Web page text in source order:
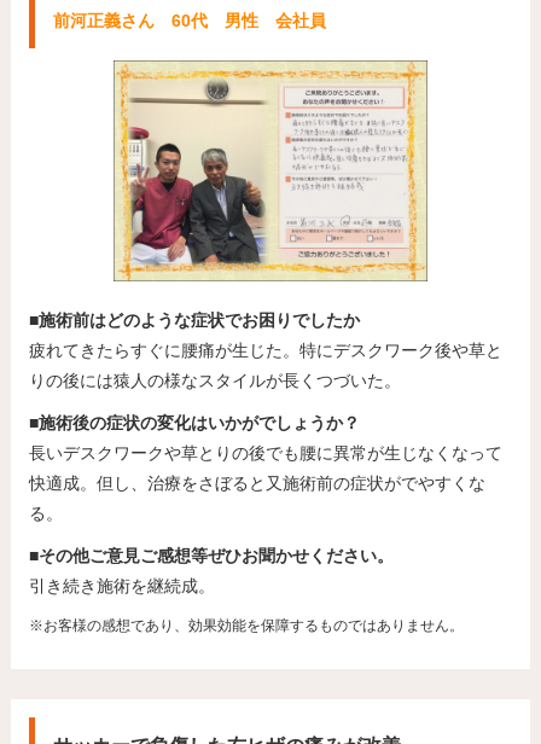
前河正義さん 60代 男性 会社員
■施術前はどのような症状でお困りでしたか
疲れてきたらすぐに腰痛が生じた。特にデスクワーク後や草と
りの後には猿人の様なスタイルが長くつづいた。
■施術後の症状の変化はいかがでしょうか？
長いデスクワークや草とりの後でも腰に異常が生じなくなって
快適成。但し、治療をさぼると又施術前の症状がでやすくな
る。
■その他ご意見ご感想等ぜひお聞かせください。
引き続き施術を継続成。
※お客様の感想であり、効果効能を保障するものではありません。